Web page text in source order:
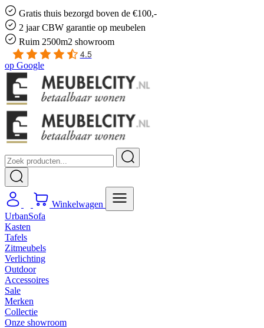
Gratis thuis bezorgd boven de €100,-
2 jaar CBW garantie op meubelen
Ruim 2500m2 showroom
4.5
op Google
Winkelwagen
UrbanSofa
Kasten
Tafels
Zitmeubels
Verlichting
Outdoor
Accessoires
Sale
Merken
Collectie
Onze showroom